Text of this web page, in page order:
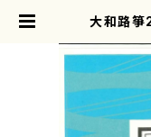
大和路